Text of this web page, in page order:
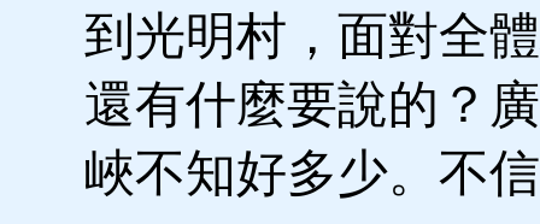
到光明村，面對全
還有什麼要說的？
峽不知好多少。不